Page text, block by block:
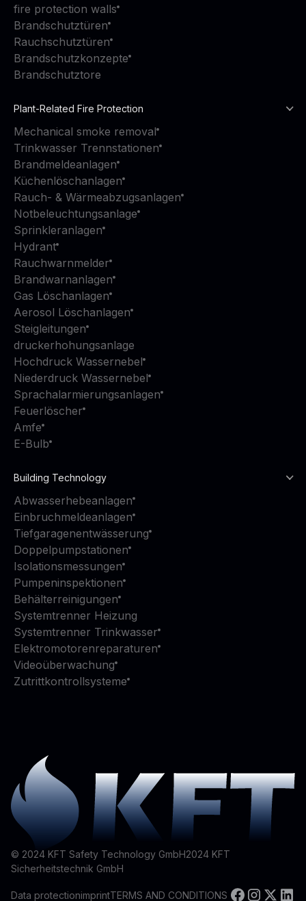
fire protection walls
Brandschutztüren
Rauchschutztüren
Brandschutzkonzepte
Brandschutztore
Plant-Related Fire Protection
Mechanical smoke removal
Trinkwasser Trennstationen
Brandmeldeanlagen
Küchenlöschanlagen
Rauch- & Wärmeabzugsanlagen
Notbeleuchtungsanlage
Sprinkleranlagen
Hydrant
Rauchwarnmelder
Brandwarnanlagen
Gas Löschanlagen
Aerosol Löschanlagen
Steigleitungen
druckerhohungsanlage
Hochdruck Wassernebel
Niederdruck Wassernebel
Sprachalarmierungsanlagen
Feuerlöscher
Amfe
E-Bulb
Building Technology
Abwasserhebeanlagen
Einbruchmeldeanlagen
Tiefgaragenentwässerung
Doppelpumpstationen
Isolationsmessungen
Pumpeninspektionen
Behälterreinigungen
Systemtrenner Heizung
Systemtrenner Trinkwasser
Elektromotorenreparaturen
Videoüberwachung
Zutrittkontrollsysteme
© 2024 KFT Safety Technology GmbH2024 KFT
Sicherheitstechnik GmbH
Data protectionimprintTERMS AND CONDITIONS